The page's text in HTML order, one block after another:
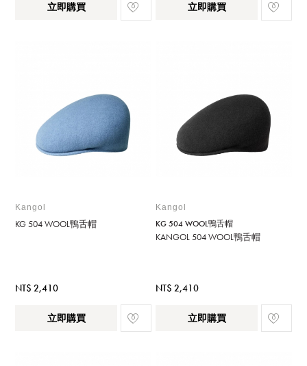
立即購買 立即購買
Kangol
KG 504 WOOL鴨舌帽
NT$ 2,410
立即購買
Kangol
KG 504 WOOL鴨舌帽
KANGOL 504 WOOL鴨舌帽
NT$ 2,410
立即購買